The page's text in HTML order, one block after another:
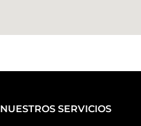
NUESTROS SERVICIOS